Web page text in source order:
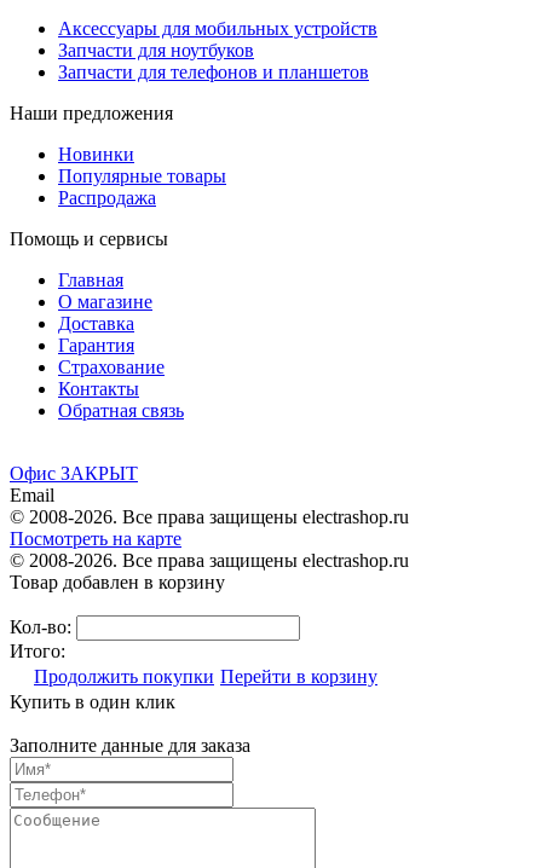
Аксессуары для мобильных устройств
Запчасти для ноутбуков
Запчасти для телефонов и планшетов
Наши предложения
Новинки
Популярные товары
Распродажа
Помощь и сервисы
Главная
О магазине
Доставка
Гарантия
Страхование
Контакты
Обратная связь
Офис ЗАКРЫТ
Email
© 2008-2026. Все права защищены electrashop.ru
Посмотреть на карте
© 2008-2026. Все права защищены electrashop.ru
Товар добавлен в корзину
Кол-во:
Итого:
Продолжить покупки Перейти в корзину
Купить в один клик
Заполните данные для заказа